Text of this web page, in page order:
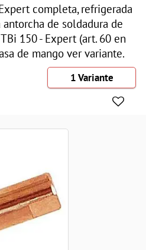
completa, refrigerada
antorcha de soldadura de
150 - Expert (art. 60 en
de mango ver variante.
1 Variante